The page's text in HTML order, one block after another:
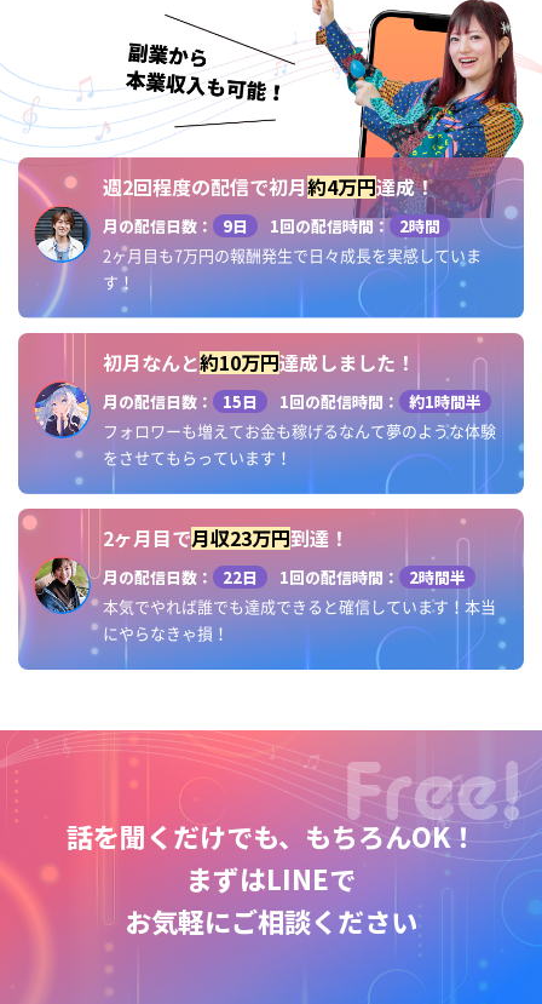
週2回程度の配信で初月約4万円達成！
月の配信日数： 9日 1回の配信時間： 2時間
2ヶ月目も7万円の報酬発生で日々成長を実感していま
す！
初月なんと約10万円達成しました！
月の配信日数： 15日 1回の配信時間： 約1時間半
フォロワーも増えてお金も稼げるなんて夢のような体験
をさせてもらっています！
2ヶ月目で月収23万円到達！
月の配信日数： 22日 1回の配信時間： 2時間半
本気でやれば誰でも達成できると確信しています！本当
にやらなきゃ損！
話を聞くだけでも、もちろんOK！
まずはLINEで
お気軽にご相談ください